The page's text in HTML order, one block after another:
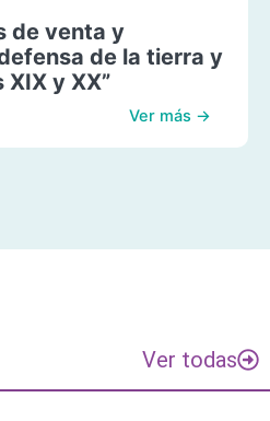
de venta y
de la tierra y
y XX”
Ver más →
Ver todas